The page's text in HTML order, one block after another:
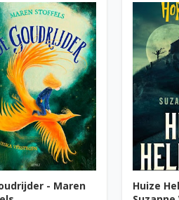
- Maren
Huize